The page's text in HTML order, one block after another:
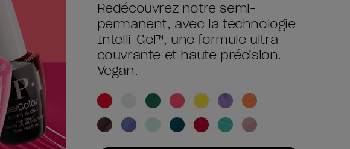
Redécouvrez notre semi-
permanent, avec la technologie
Intelli-Gel™, une formule ultra
couvrante et haute précision.
Vegan.